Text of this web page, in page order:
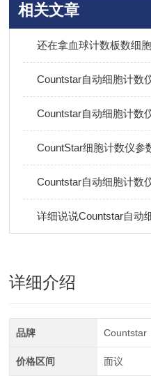
相关文章
CountStar细胞计数仪参
Countstar自动细胞计数
详细说说Countstar自动
详细介绍
品牌 Countstar
价格区间 面议